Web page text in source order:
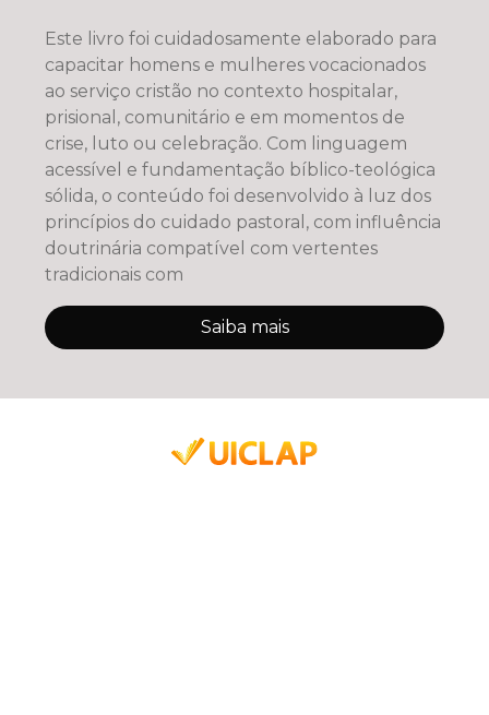
Este livro foi cuidadosamente elaborado para
capacitar homens e mulheres vocacionados
ao serviço cristão no contexto hospitalar,
prisional, comunitário e em momentos de
crise, luto ou celebração. Com linguagem
acessível e fundamentação bíblico-teológica
sólida, o conteúdo foi desenvolvido à luz dos
princípios do cuidado pastoral, com influência
doutrinária compatível com vertentes
tradicionais com
Saiba mais